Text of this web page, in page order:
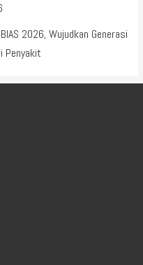
2026, Wujudkan Generasi
Penyakit